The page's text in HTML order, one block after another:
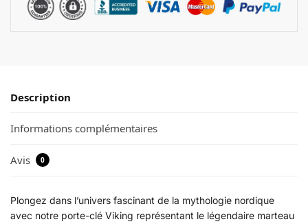
Description
Informations complémentaires
Avis 0
Plongez dans l’univers fascinant de la mythologie nordique
avec notre porte-clé Viking représentant le légendaire marteau